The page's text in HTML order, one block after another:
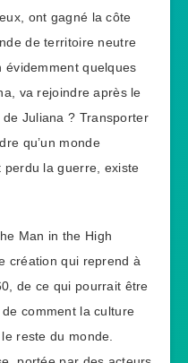
ont gagné la côte
de territoire neutre
évidemment quelques
va rejoindre après le
Juliana ? Transporter
qu’un monde
perdu la guerre, existe
Man in the High
création qui reprend à
de ce qui pourrait être
comment la culture
reste du monde.